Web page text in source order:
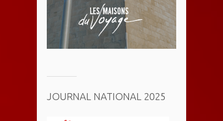
JOURNAL NATIONAL 2025